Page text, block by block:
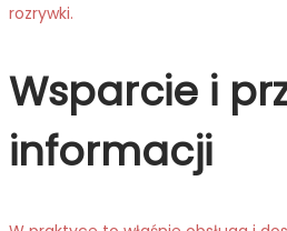
rozrywki.
Wsparcie i
informacji